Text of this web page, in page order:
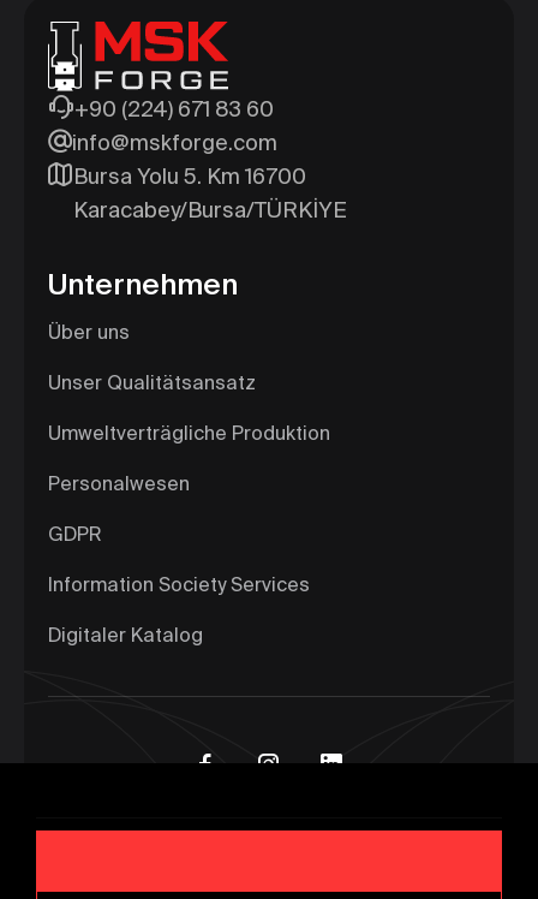
+90 (224) 671 83 60
info@mskforge.com
Bursa Yolu 5. Km 16700
Karacabey/Bursa/TÜRKİYE
Unternehmen
Über uns
Unser Qualitätsansatz
Umweltverträgliche Produktion
Personalwesen
GDPR
Information Society Services
Digitaler Katalog
Ⓒ Copyright 2024 -MSK Forge